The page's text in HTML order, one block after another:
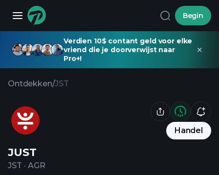
Begin
Verdien 10$ contant geld voor elke
vriend die je doorverwijst naar
Pro+!
Ontdekken/JST
Handel
JUST
JST · AGR